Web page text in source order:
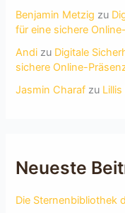
Benjamin Metzig zu
für eine sichere
Andi zu Digitale
sichere Online-
Jasmin Charaf zu
Neueste
Die Sternenbibliothek